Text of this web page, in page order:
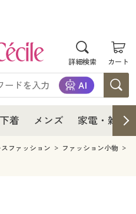
詳細検索 カート
着 メンズ 家電・雑貨
スファッション ファッション小物